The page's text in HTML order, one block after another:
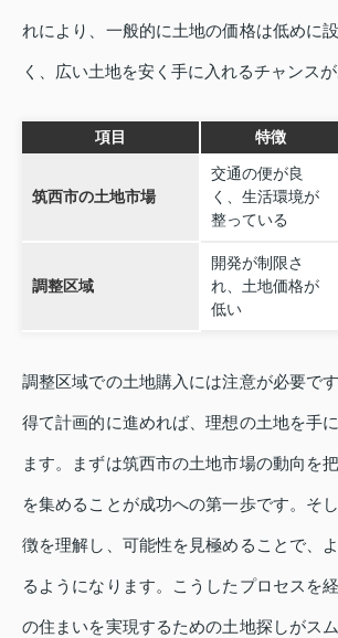
れにより、一般的に土地の価格は低めに
く、広い土地を安く手に入れるチャンスが
項目 特徴
筑西市の土地市場
交通の便が良
く、生活環境が
整っている
調整区域
開発が制限さ
れ、土地価格が
低い
調整区域での土地購入には注意が必要で
得て計画的に進めれば、理想の土地を手
ます。まずは筑西市の土地市場の動向を
を集めることが成功への第一歩です。そ
徴を理解し、可能性を見極めることで、
るようになります。こうしたプロセスを
の住まいを実現するための土地探しがス